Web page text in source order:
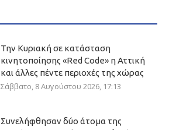
Την Κυριακή σε κατάσταση
κινητοποίησης «Red Code» η Αττική
και άλλες πέντε περιοχές της χώρας
Σάββατο, 8 Αυγούστου 2026, 17:13
Συνελήφθησαν δύο άτομα της